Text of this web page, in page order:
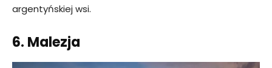
argentyńskiej wsi.
6. Malezja